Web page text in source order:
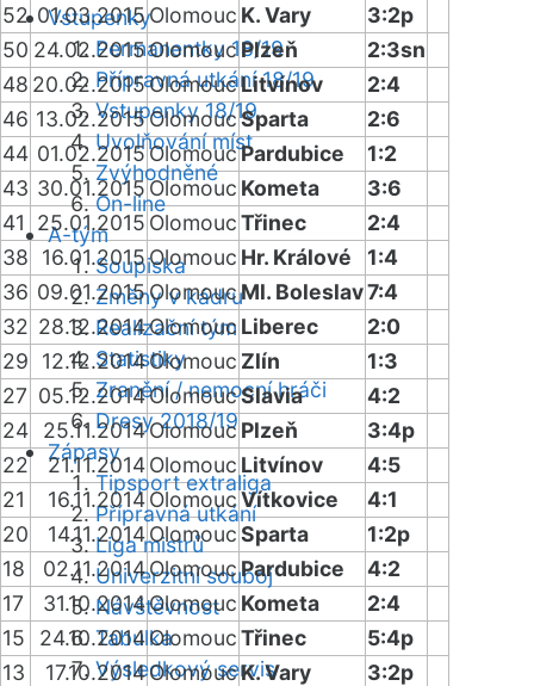
Vstupenky
Permanentky 18/19
Přípravná utkání 18/19
Vstupenky 18/19
Uvolňování míst
Zvýhodněné
On-line
A-tým
Soupiska
Změny v kádru
Realizační tým
Statistiky
Zranění / nemocní hráči
Dresy 2018/19
Zápasy
Tipsport extraliga
Přípravná utkání
Liga mistrů
Univerzitní souboj
Návštěvnost
Tabulka
Výsledkový servis
52 01.03.2015Olomouc K. Vary
3:2p
50 24.02.2015OlomoucPlzeň
2:3sn
48 20.02.2015OlomoucLitvínov
2:4
46 13.02.2015OlomoucSparta
2:6
44 01.02.2015OlomoucPardubice
1:2
43 30.01.2015Olomouc Kometa
3:6
41
25.01.2015 OlomoucTřinec
2:4
38
16.01.2015Olomouc Hr. Králové
1:4
36 09.01.2015OlomoucMl. Boleslav7:4
32 28.12.2014Olomouc Liberec
2:0
29
12.12.2014Olomouc Zlín
1:3
27 05.12.2014OlomoucSlavia
4:2
24
25.11.2014OlomoucPlzeň
3:4p
22
21.11.2014Olomouc Litvínov
4:5
21
16.11.2014OlomoucVítkovice
4:1
20
14.11.2014OlomoucSparta
1:2p
18
02.11.2014Olomouc Pardubice
4:2
17
31.10.2014Olomouc Kometa
2:4
15
24.10.2014OlomoucTřinec
5:4p
13
17.10.2014OlomoucK. Vary
3:2p